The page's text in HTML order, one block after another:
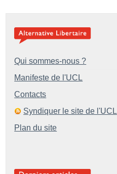
Qui sommes-nous ?
Manifeste de l'UCL
Contacts
Syndiquer le site de l'UCL
Plan du site